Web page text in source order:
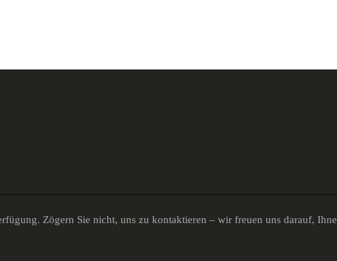
Zögern Sie nicht, uns zu kontaktieren – wir freuen uns darauf,